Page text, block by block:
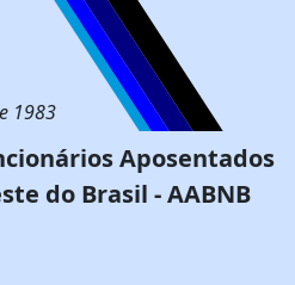
1983
Aposentados
do Brasil - AABNB